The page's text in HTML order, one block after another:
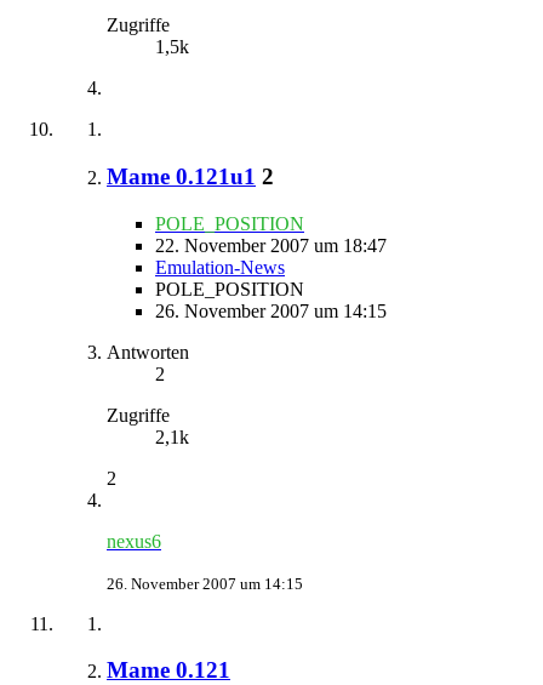
Zugriffe
1,5k
Mame 0.121u1 2
POLE_POSITION
22. November 2007 um 18:47
Emulation-News
POLE_POSITION
26. November 2007 um 14:15
Antworten
2
Zugriffe
2,1k
2
nexus6
26. November 2007 um 14:15
Mame 0.121